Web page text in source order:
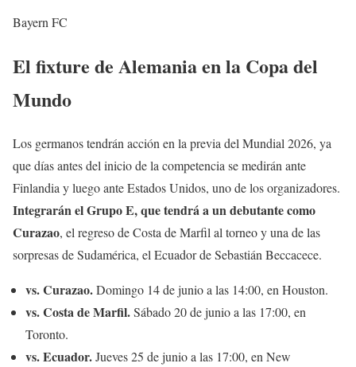
Bayern FC
El fixture de Alemania en la Copa del
Mundo
Los germanos tendrán acción en la previa del Mundial 2026, ya
que días antes del inicio de la competencia se medirán ante
Finlandia y luego ante Estados Unidos, uno de los organizadores.
Integrarán el Grupo E, que tendrá a un debutante como
Curazao, el regreso de Costa de Marfil al torneo y una de las
sorpresas de Sudamérica, el Ecuador de Sebastián Beccacece.
vs. Curazao.Domingo 14 de junio a las 14:00, en Houston.
vs. Costa de Marfil.Sábado 20 de junio a las 17:00, en
Toronto.
vs. Ecuador.Jueves 25 de junio a las 17:00, en New